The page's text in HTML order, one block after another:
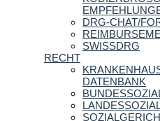
DRG-CHAT/
SWISSDRG
RECHT
DATENBANK